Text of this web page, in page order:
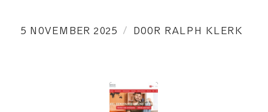
5 NOVEMBER 2025 / DOOR RALPH KLERK